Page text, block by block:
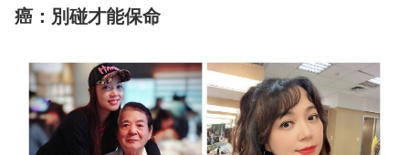
癌：別碰才能保命